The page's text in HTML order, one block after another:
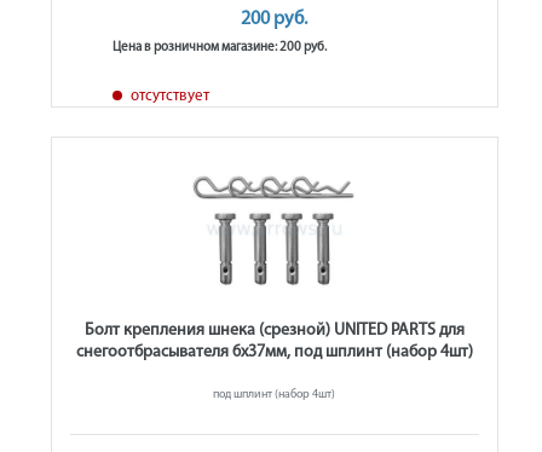
200 руб.
Цена в розничном магазине: 200 руб.
отсутствует
Болт крепления шнека (срезной) UNITED PARTS для
снегоотбрасывателя 6х37мм, под шплинт (набор 4шт)
под шплинт (набор 4шт)